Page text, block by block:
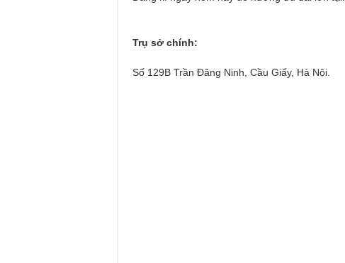
Trụ sở chính:
Số 129B Trần Đăng Ninh, Cầu Giấy, Hà Nội.